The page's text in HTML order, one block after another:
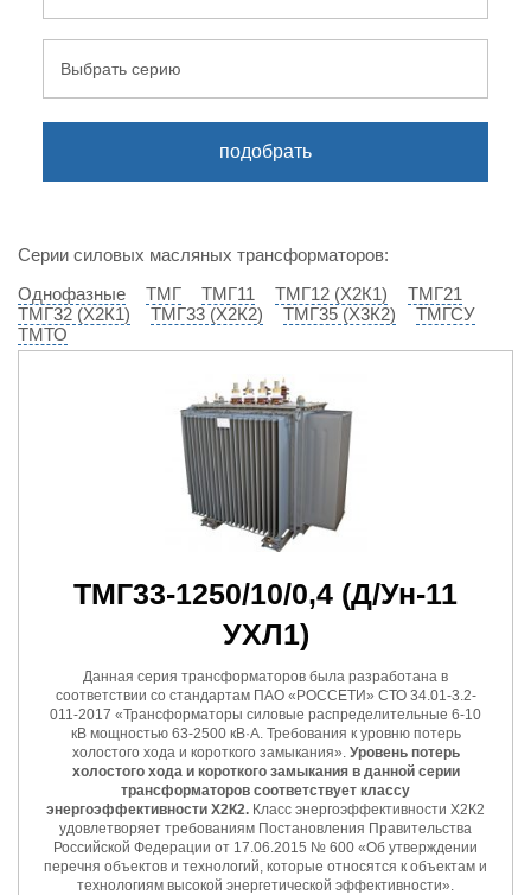
Серии силовых масляных трансформаторов:
Однофазные
ТМГ ТМГ11 ТМГ12 (Х2К1)
ТМГ21
ТМГ32 (Х2К1)
ТМГ33 (Х2К2) ТМГ35 (Х3К2)
ТМГСУ
ТМТО
ТМГ33-1250/10/0,4 (Д/Ун-11
УХЛ1)
Данная серия трансформаторов была разработана в
соответствии со стандартам ПАО «РОССЕТИ» СТО 34.01-3.2-
011-2017 «Трансформаторы силовые распределительные 6-10
кВ мощностью 63-2500 кВ·А. Требования к уровню потерь
холостого хода и короткого замыкания». Уровень потерь
холостого хода и короткого замыкания в данной серии
трансформаторов соответствует классу
энергоэффективности Х2К2. Класс энергоэффективности Х2К2
удовлетворяет требованиям Постановления Правительства
Российской Федерации от 17.06.2015 № 600 «Об утверждении
перечня объектов и технологий, которые относятся к объектам и
технологиям высокой энергетической эффективности».
Выбрать серию
подобрать